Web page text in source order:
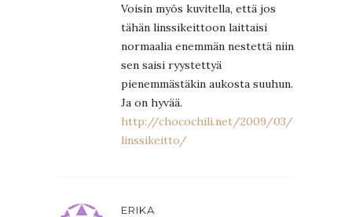
Voisin myös kuvitella, että jos
tähän linssikeittoon laittaisi
normaalia enemmän nestettä niin
sen saisi ryystettyä
pienemmästäkin aukosta suuhun.
Ja on hyvää.
http://chocochili.net/2009/03/helppo-
linssikeitto/
ERIKA